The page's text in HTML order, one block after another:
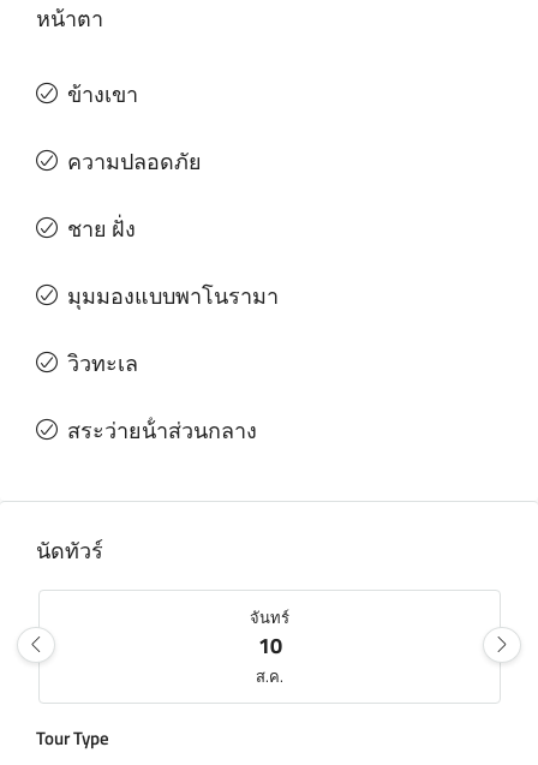
หน้าตา
ข้างเขา
ความปลอดภัย
ชาย ฝั่ง
มุมมองแบบพาโนรามา
วิวทะเล
สระว่ายน้ําส่วนกลาง
นัดทัวร์
จันทร์
10
ส.ค.
Tour Type